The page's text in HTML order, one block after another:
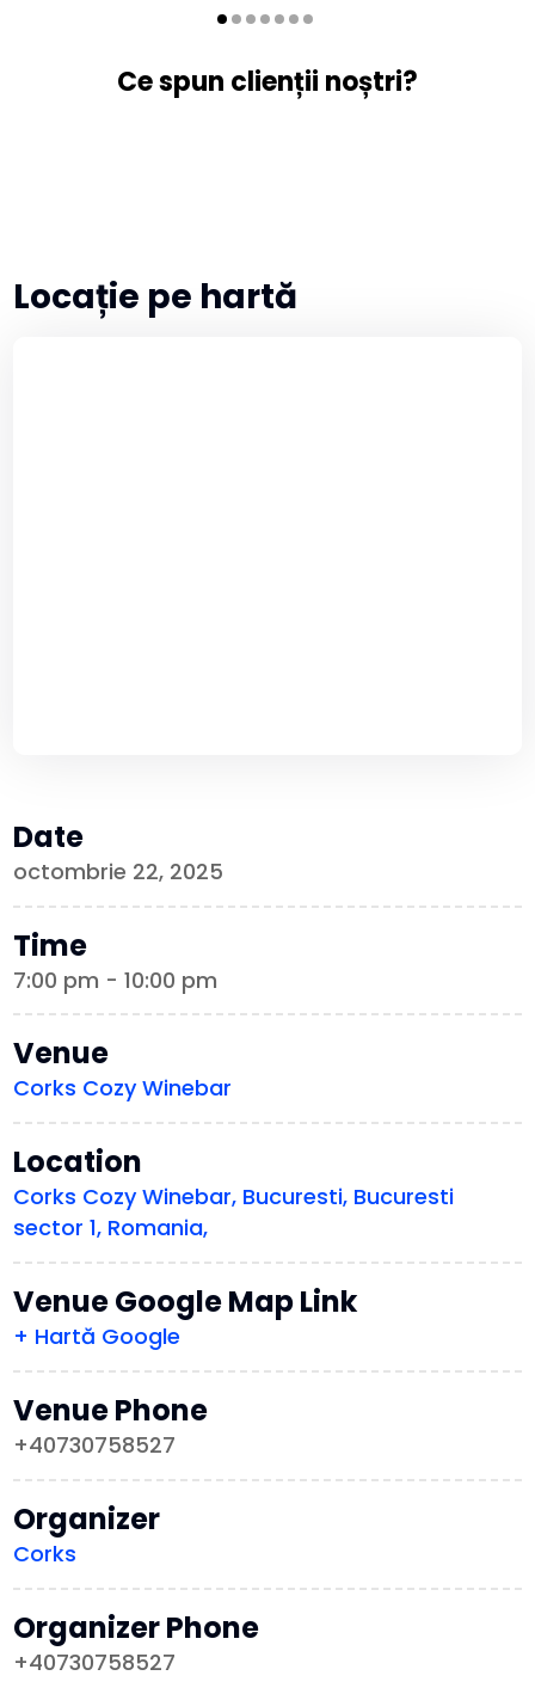
Ce spun clienții noștri?
Locație pe hartă
Date
octombrie 22, 2025
Time
7:00 pm - 10:00 pm
Venue
Corks Cozy Winebar
Location
Corks Cozy Winebar, Bucuresti, Bucuresti
sector 1, Romania,
Venue Google Map Link
+ Hartă Google
Venue Phone
+40730758527
Organizer
Corks
Organizer Phone
+40730758527